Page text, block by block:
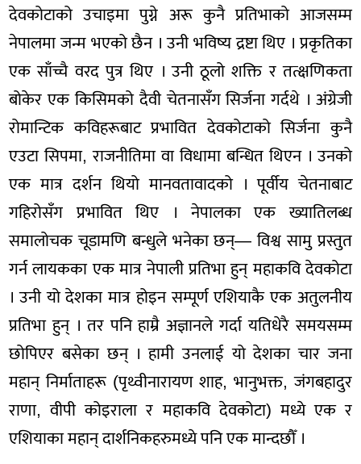
देवकोटाको उचाइमा पुग्ने अरू कुनै प्रतिभाको आजसम्म
नेपालमा जन्म भएको छैन । उनी भविष्य द्रष्टा थिए । प्रकृतिका
एक साँच्चै वरद पुत्र थिए । उनी ठूलो शक्ति र तत्क्षणिकता
बोकेर एक किसिमको दैवी चेतनासँग सिर्जना गर्दथे । अंग्रेजी
रोमान्टिक कविहरूबाट प्रभावित देवकोटाको सिर्जना कुनै
एउटा सिपमा, राजनीतिमा वा विधामा बन्धित थिएन । उनको
एक मात्र दर्शन थियो मानवतावादको । पूर्वीय चेतनाबाट
गहिरोसँग प्रभावित थिए । नेपालका एक ख्यातिलब्ध
समालोचक चूडामणि बन्धुले भनेका छन्— विश्व सामु प्रस्तुत
गर्न लायकका एक मात्र नेपाली प्रतिभा हुन् महाकवि देवकोटा
। उनी यो देशका मात्र होइन सम्पूर्ण एशियाकै एक अतुलनीय
प्रतिभा हुन् । तर पनि हाम्रै अज्ञानले गर्दा यतिधेरै समयसम्म
छोपिएर बसेका छन् । हामी उनलाई यो देशका चार जना
महान् निर्माताहरू (पृथ्वीनारायण शाह, भानुभक्त, जंगबहादुर
राणा, वीपी कोइराला र महाकवि देवकोटा) मध्ये एक र
एशियाका महान् दार्शनिकहरुमध्ये पनि एक मान्दछौँ ।